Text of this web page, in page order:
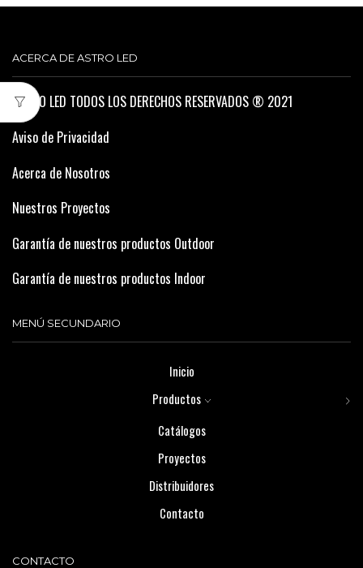
ACERCA DE ASTRO LED
ASTRO LED TODOS LOS DERECHOS RESERVADOS ® 2021
Aviso de Privacidad
Acerca de Nosotros
Nuestros Proyectos
Garantía de nuestros productos Outdoor
Garantía de nuestros productos Indoor
MENÚ SECUNDARIO
Inicio
Productos
Catálogos
Proyectos
Distribuidores
Contacto
CONTACTO